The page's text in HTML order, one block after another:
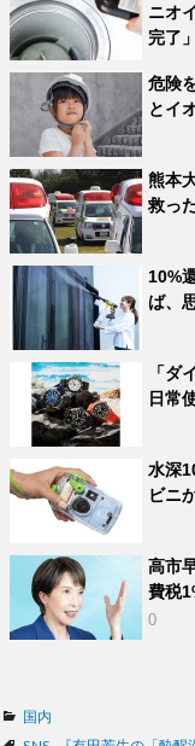
ニオ
完了
危険
とイ
熊本
救っ
10%
ば、
「ダ
日常
水深
ビニ
高市
費税
0
カ
テ
国内